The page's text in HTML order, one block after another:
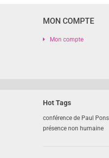
MON COMPTE
Mon compte
Hot Tags
conférence de Paul
présence non humaine